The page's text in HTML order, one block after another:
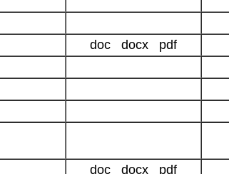
doc docx pdf
doc docx pdf